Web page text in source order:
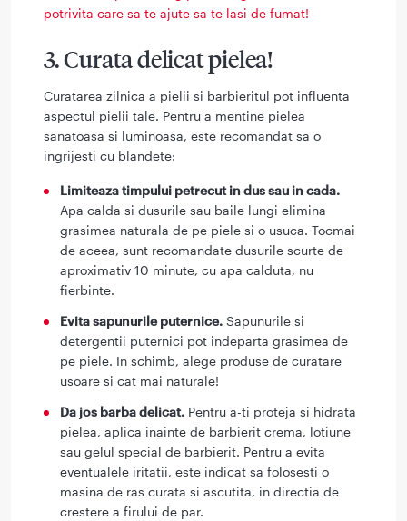
potrivita care sa te ajute sa te lasi de fumat!
3. Curata delicat pielea!
Curatarea zilnica a pielii si barbieritul pot influenta
aspectul pielii tale. Pentru a mentine pielea
sanatoasa si luminoasa, este recomandat sa o
ingrijesti cu blandete:
Limiteaza timpului petrecut in dus sau in cada.
Apa calda si dusurile sau baile lungi elimina
grasimea naturala de pe piele si o usuca. Tocmai
de aceea, sunt recomandate dusurile scurte de
aproximativ 10 minute, cu apa calduta, nu
fierbinte.
Evita sapunurile puternice. Sapunurile si
detergentii puternici pot indeparta grasimea de
pe piele. In schimb, alege produse de curatare
usoare si cat mai naturale!
Da jos barba delicat. Pentru a-ti proteja si hidrata
pielea, aplica inainte de barbierit crema, lotiune
sau gelul special de barbierit. Pentru a evita
eventualele iritatii, este indicat sa folosesti o
masina de ras curata si ascutita, in directia de
crestere a firului de par.